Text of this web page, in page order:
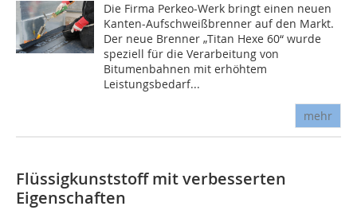
Die Firma Perkeo-Werk bringt einen neuen
Kanten-Aufschweißbrenner auf den Markt.
Der neue Brenner „Titan Hexe 60“ wurde
speziell für die Verarbeitung von
Bitumenbahnen mit erhöhtem
Leistungsbedarf...
mehr
Flüssigkunststoff mit verbesserten
Eigenschaften